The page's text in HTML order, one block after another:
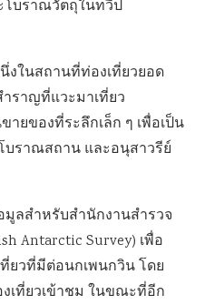
โบราณวัตถุในทวีป
งในสถานที่ท่องเที่ยวยอด
ราญที่แวะมาเที่ยว
ยของที่ระลึกเล็ก ๆ เพื่อเป็น
ราณสถาน และอนุสาวรีย์
มูลสำหรับสำนักงานสำรวจ
Antarctic Survey) เพื่อ
ยวที่มีต่อนกเพนกวิน โดย
เที่ยวเข้าชม ในขณะที่อีก